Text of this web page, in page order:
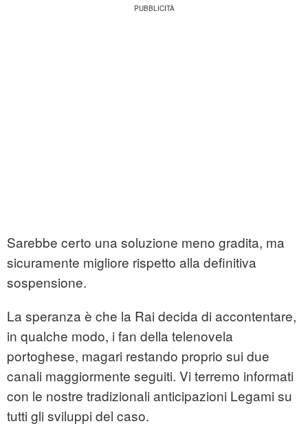
Sarebbe certo una soluzione meno gradita, ma
sicuramente migliore rispetto alla definitiva
sospensione.
La speranza è che la Rai decida di accontentare,
in qualche modo, i fan della telenovela
portoghese, magari restando proprio sui due
canali maggiormente seguiti. Vi terremo informati
con le nostre tradizionali anticipazioni Legami su
tutti gli sviluppi del caso.